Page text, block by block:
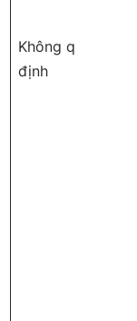
Không quy
định